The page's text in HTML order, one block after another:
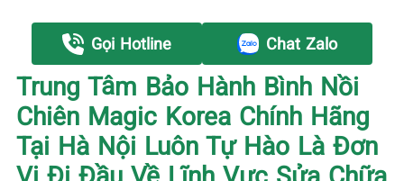
Gọi Hotline Chat Zalo
Trung Tâm Bảo Hành Bình Nồi
Chiên Magic Korea Chính Hãng
Tại Hà Nội Luôn Tự Hào Là Đơn